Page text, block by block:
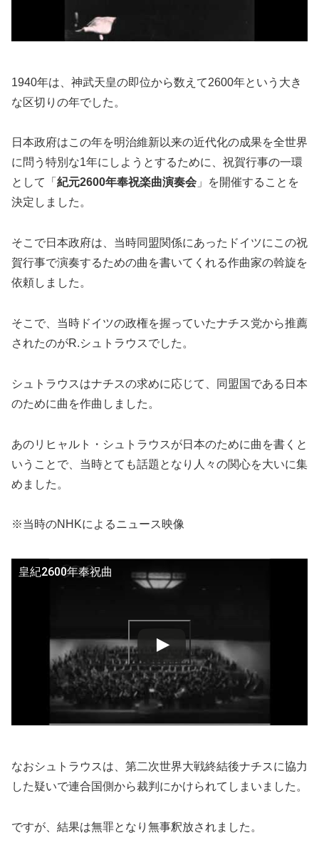
1940年は、神武天皇の即位から数えて2600年という大き
な区切りの年でした。
日本政府はこの年を明治維新以来の近代化の成果を全世界
に問う特別な1年にしようとするために、祝賀行事の一環
として「 紀元2600年奉祝楽曲演奏会 」を開催することを
決定しました。
そこで日本政府は、当時同盟関係にあったドイツにこの祝
賀行事で演奏するための曲を書いてくれる作曲家の斡旋を
依頼しました。
そこで、当時ドイツの政権を握っていたナチス党から推薦
されたのがR.シュトラウスでした。
シュトラウスはナチスの求めに応じて、同盟国である日本
のために曲を作曲しました。
あのリヒャルト・シュトラウスが日本のために曲を書くと
いうことで、当時とても話題となり人々の関心を大いに集
めました。
※当時のNHKによるニュース映像
皇紀2600年奉祝曲
なおシュトラウスは、第二次世界大戦終結後ナチスに協力
した疑いで連合国側から裁判にかけられてしまいました。
ですが、結果は無罪となり無事釈放されました。